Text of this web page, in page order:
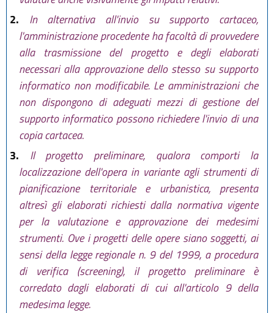
2.
In alternativa all'invio su supporto cartaceo,
l'amministrazione procedente ha facoltà di provvedere
alla trasmissione del progetto e degli elaborati
necessari alla approvazione dello stesso su supporto
informatico non modificabile. Le amministrazioni che
non dispongono di adeguati mezzi di gestione del
supporto informatico possono richiedere l'invio di una
copia cartacea.
3.
Il progetto preliminare, qualora comporti la
localizzazione dell'opera in variante agli strumenti di
pianificazione territoriale e urbanistica, presenta
altresì gli elaborati richiesti dalla normativa vigente
per la valutazione e approvazione dei medesimi
strumenti. Ove i progetti delle opere siano soggetti, ai
sensi della legge regionale n. 9 del 1999, a procedura
di verifica (screening), il progetto preliminare è
corredato dagli elaborati di cui all'articolo 9 della
medesima legge.